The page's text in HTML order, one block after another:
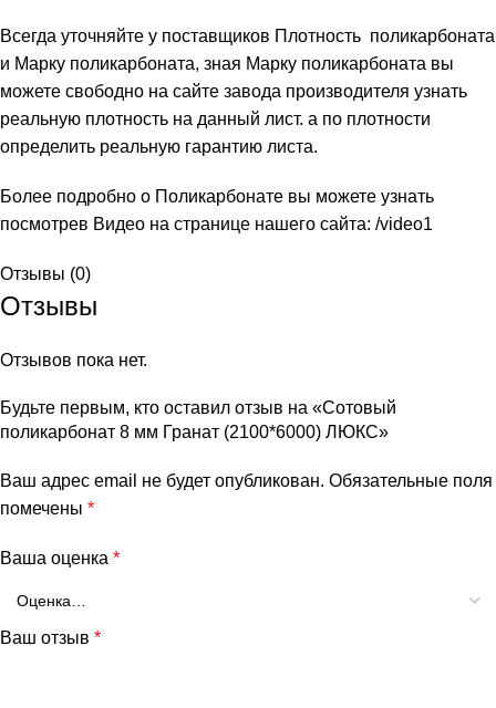
Всегда уточняйте у поставщиков Плотность поликарбоната
и Марку поликарбоната, зная Марку поликарбоната вы
можете свободно на сайте завода производителя узнать
реальную плотность на данный лист. а по плотности
определить реальную гарантию листа.
Более подробно о Поликарбонате вы можете узнать
посмотрев Видео на странице нашего сайта: /video1
Отзывы (0)
Отзывы
Отзывов пока нет.
Будьте первым, кто оставил отзыв на «Сотовый
поликарбонат 8 мм Гранат (2100*6000) ЛЮКС»
Ваш адрес email не будет опубликован. Обязательные поля
помечены *
Ваша оценка *
Ваш отзыв *